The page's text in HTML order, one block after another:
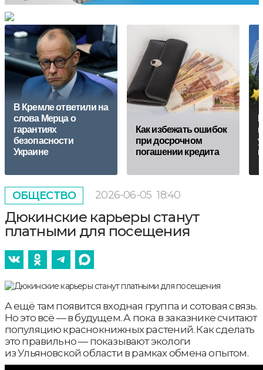
В Кремле ответили на
слова Мерца о
гарантиях
безопасности
Украине
Кaк избежать ошибок
при досрочном
погашении кредита
ОБЩЕСТВО 2026-06-05 18:40
Дюкинские карьеры станут
платными для посещения
А ещё там появится входная группа и сотовая связь.
Но это всё — в будущем. А пока в заказнике считают
популяцию краснокнижных растений. Как сделать
это правильно — показывают экологи
из Ульяновской области в рамках обмена опытом.